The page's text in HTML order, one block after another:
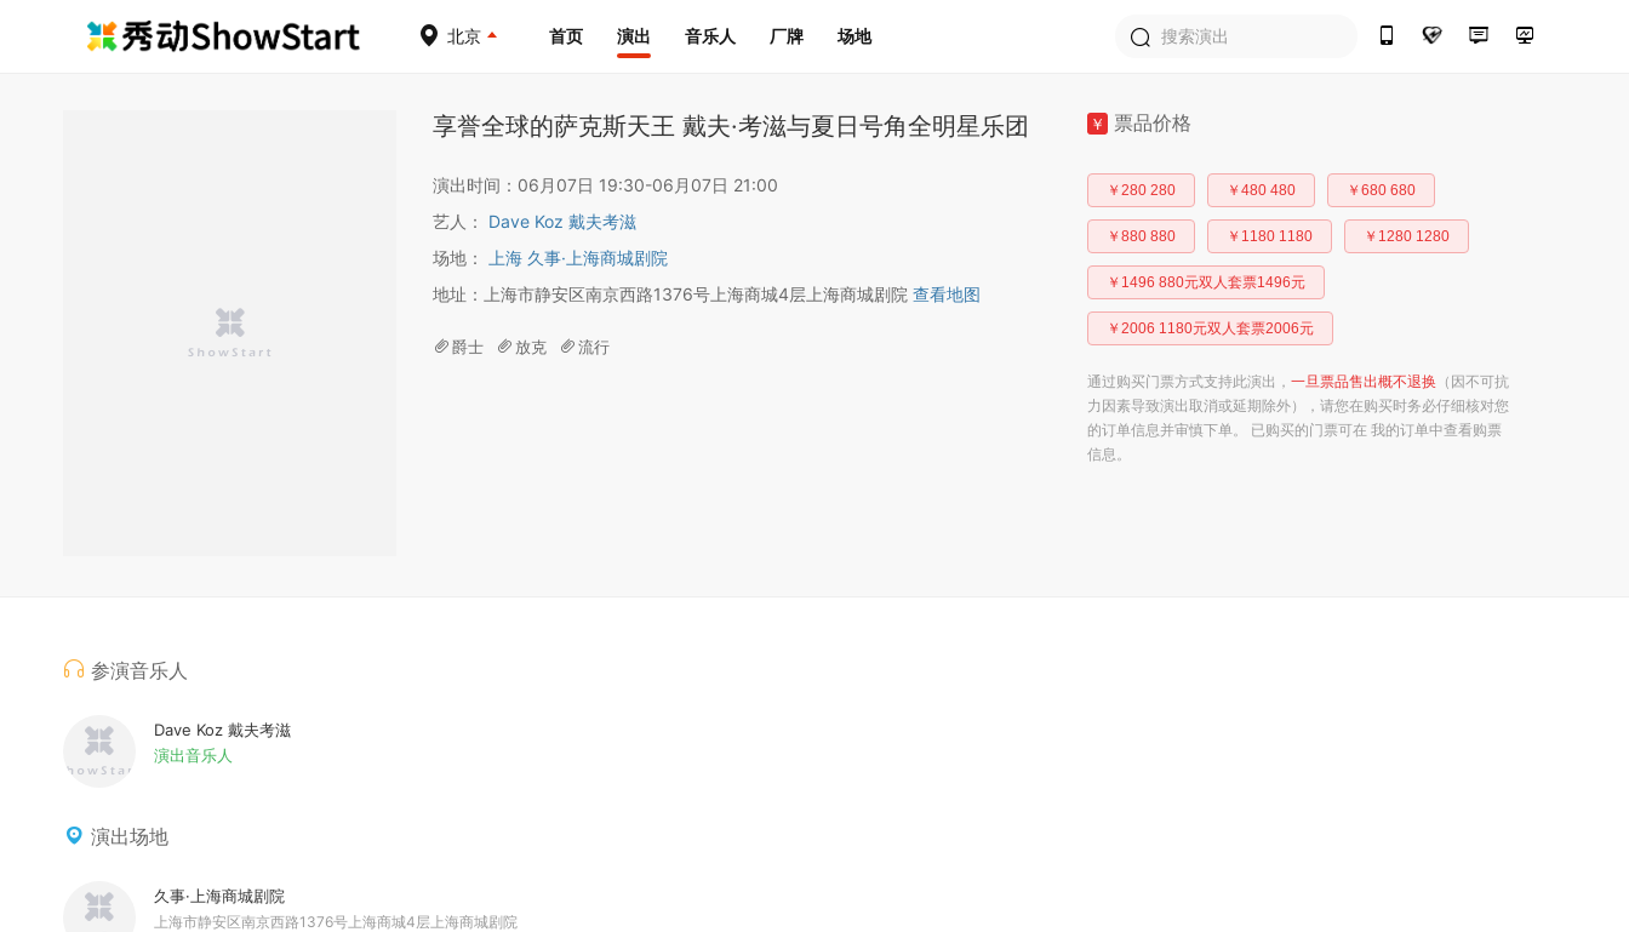
北京 首页 演出 音乐人 厂牌 场地
享誉全球的萨克斯天王 戴夫·考滋与夏日号角全明星乐团
演出时间：06月07日 19:30-06月07日 21:00
艺人： Dave Koz 戴夫考滋
场地：
上海 久事·上海商城剧院
地址：上海市静安区南京西路1376号上海商城4层上海商城剧院 查看地图
爵士 放克 流行
￥ 票品价格
￥280 280 ￥480 480 ￥680 680
￥880 880 ￥1180 1180 ￥1280 1280
￥1496 880元双人套票1496元
￥2006 1180元双人套票2006元
通过购买门票方式支持此演出， 一旦票品售出概不退换 （因不可抗
力因素导致演出取消或延期除外），请您在购买时务必仔细核对您
的订单信息并审慎下单。 已购买的门票可在 我的订单中查看购票
信息。
参演音乐人
Dave Koz 戴夫考滋
演出音乐人
演出场地
久事·上海商城剧院
上海市静安区南京西路1376号上海商城4层上海商城剧院